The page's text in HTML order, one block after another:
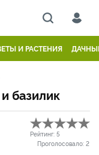
И РАСТЕНИЯ
базилик
Рейтинг: 5
Проголосовало: 2